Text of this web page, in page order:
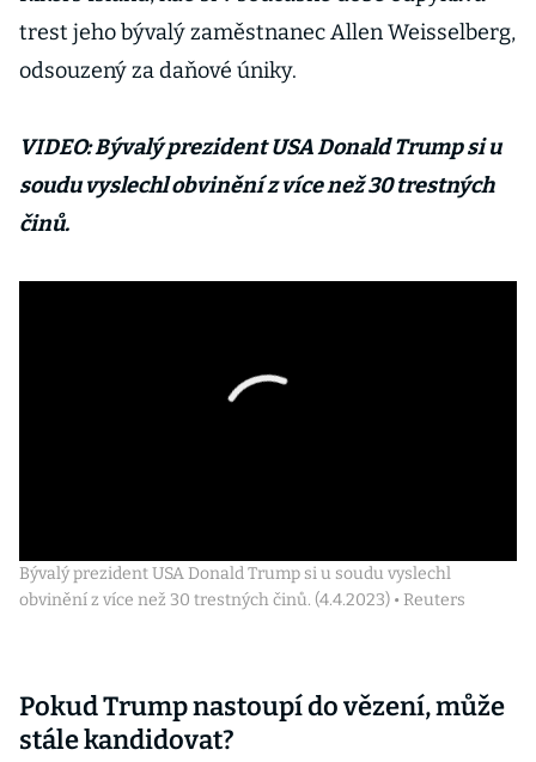
trest jeho bývalý zaměstnanec Allen Weisselberg,
odsouzený za daňové úniky.
VIDEO: Bývalý prezident USA Donald Trump si u
soudu vyslechl obvinění z více než 30 trestných
činů.
Bývalý prezident USA Donald Trump si u soudu vyslechl
obvinění z více než 30 trestných činů. (4.4.2023) • Reuters
Pokud Trump nastoupí do vězení, může
stále kandidovat?